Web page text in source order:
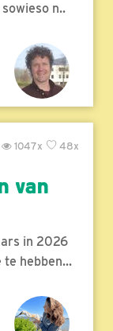
n..
48x
1047x
van
in 2026
hebben...